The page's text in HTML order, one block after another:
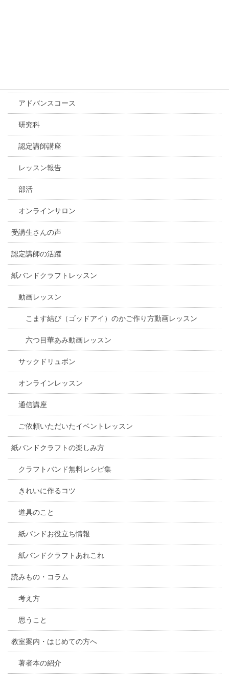
アドバンスコース
研究科
認定講師講座
レッスン報告
部活
オンラインサロン
受講生さんの声
認定講師の活躍
紙バンドクラフトレッスン
動画レッスン
こます結び（ゴッドアイ）のかご作り方動画レッスン
六つ目華あみ動画レッスン
サックドリュボン
オンラインレッスン
通信講座
ご依頼いただいたイベントレッスン
紙バンドクラフトの楽しみ方
クラフトバンド無料レシピ集
きれいに作るコツ
道具のこと
紙バンドお役立ち情報
紙バンドクラフトあれこれ
読みもの・コラム
考え方
思うこと
教室案内・はじめての方へ
著者本の紹介